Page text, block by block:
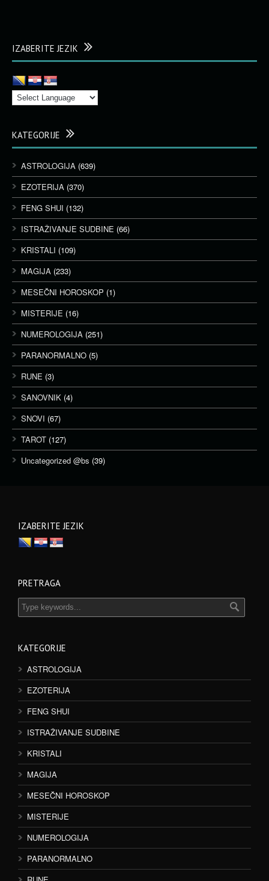
IZABERITE JEZIK
KATEGORIJE
ASTROLOGIJA (639)
EZOTERIJA (370)
FENG SHUI (132)
ISTRAŽIVANJE SUDBINE (66)
KRISTALI (109)
MAGIJA (233)
MESEČNI HOROSKOP (1)
MISTERIJE (16)
NUMEROLOGIJA (251)
PARANORMALNO (5)
RUNE (3)
SANOVNIK (4)
SNOVI (67)
TAROT (127)
Uncategorized @bs (39)
IZABERITE JEZIK
PRETRAGA
KATEGORIJE
ASTROLOGIJA
EZOTERIJA
FENG SHUI
ISTRAŽIVANJE SUDBINE
KRISTALI
MAGIJA
MESEČNI HOROSKOP
MISTERIJE
NUMEROLOGIJA
PARANORMALNO